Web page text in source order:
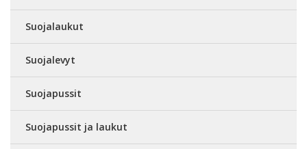
Suojalaukut
Suojalevyt
Suojapussit
Suojapussit ja laukut